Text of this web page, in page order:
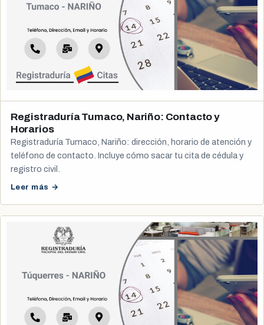
Registraduría Tumaco, Nariño: Contacto y
Horarios
Registraduría Tumaco, Nariño: dirección, horario de atención y
teléfono de contacto. Incluye cómo sacar tu cita de cédula y
registro civil.
Leer más →